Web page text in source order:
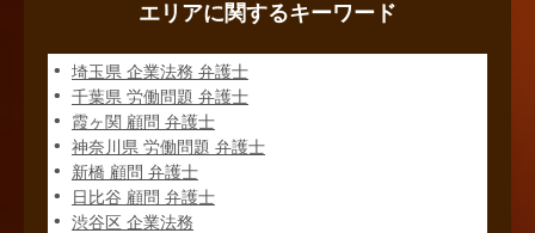
エリアに関するキーワード
埼玉県 企業法務 弁護士
千葉県 労働問題 弁護士
霞ヶ関 顧問 弁護士
神奈川県 労働問題 弁護士
新橋 顧問 弁護士
日比谷 顧問 弁護士
渋谷区 企業法務